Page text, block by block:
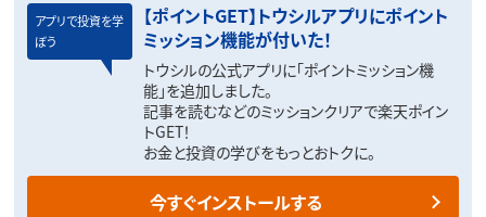
アプリで投資を学
ぼう
【ポイントGET】トウシルアプリにポイント
ミッション機能が付いた！
トウシルの公式アプリに「ポイントミッション機
能」を追加しました。
記事を読むなどのミッションクリアで楽天ポイン
トGET！
お金と投資の学びをもっとおトクに。
今すぐインストールする